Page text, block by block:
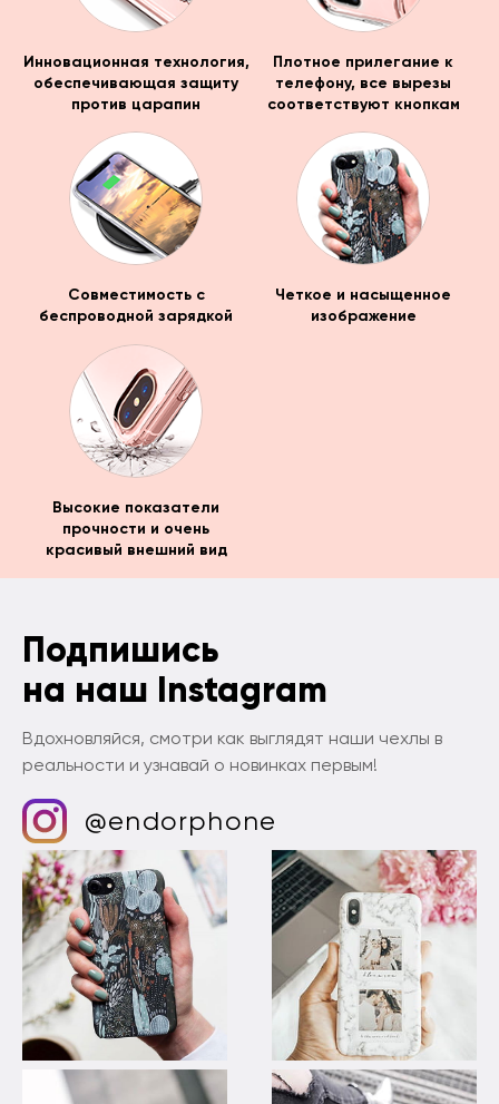
Инновационная технология,
обеспечивающая защиту
против царапин
Плотное прилегание к
телефону, все вырезы
соответствуют кнопкам
Совместимость с
беспроводной зарядкой
Четкое и насыщенное
изображение
Высокие показатели
прочности и очень
красивый внешний вид
Подпишись
на наш Instagram
Вдохновляйся, смотри как выглядят наши чехлы в
реальности и узнавай о новинках первым!
@endorphone